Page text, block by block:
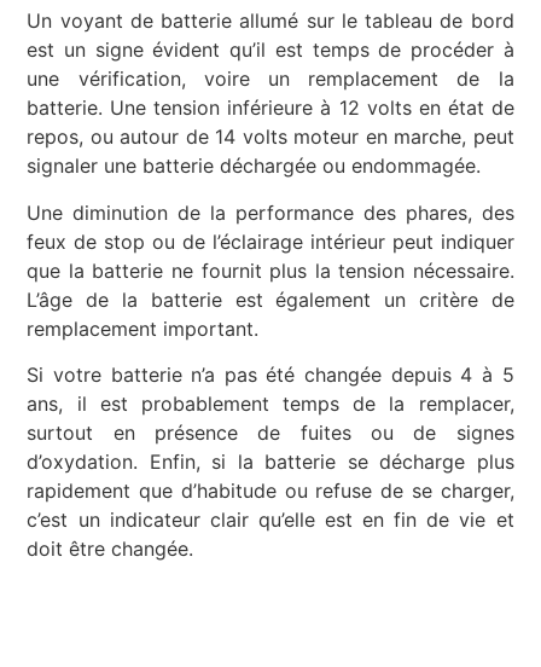
Un voyant de batterie allumé sur le tableau de bord
est un signe évident qu’il est temps de procéder à
une vérification, voire un remplacement de la
batterie. Une tension inférieure à 12 volts en état de
repos, ou autour de 14 volts moteur en marche, peut
signaler une batterie déchargée ou endommagée.
Une diminution de la performance des phares, des
feux de stop ou de l’éclairage intérieur peut indiquer
que la batterie ne fournit plus la tension nécessaire.
L’âge de la batterie est également un critère de
remplacement important.
Si votre batterie n’a pas été changée depuis 4 à 5
ans, il est probablement temps de la remplacer,
surtout en présence de fuites ou de signes
d’oxydation. Enfin, si la batterie se décharge plus
rapidement que d’habitude ou refuse de se charger,
c’est un indicateur clair qu’elle est en fin de vie et
doit être changée.